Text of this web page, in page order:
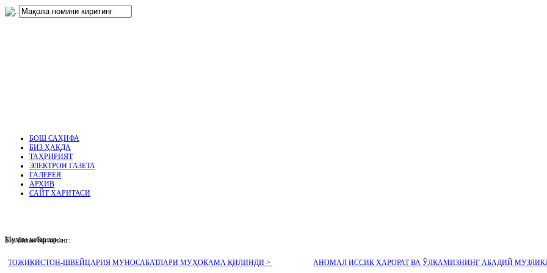
.
БОШ САҲИФА
БИЗ ҲАҚДА
ТАҲРИРИЯТ
ЭЛЕКТРОН ГАЗЕТА
ГАЛЕРЕЯ
АРХИВ
САЙТ ХАРИТАСИ
Муҳим хабарлар :
ТОЖИКИСТОН-ШВЕЙЦАРИЯ МУНОСАБАТЛАРИ МУҲОКАМА ҚИЛИНДИ > АНОМАЛ ИССИҚ ҲАРОРАТ ВА ЎЛКАМИЗНИНГ АБАДИЙ
Биз билан боғланинг: